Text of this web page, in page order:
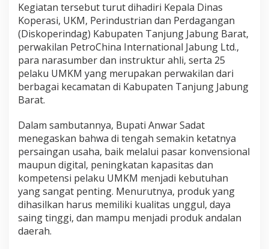
Kegiatan tersebut turut dihadiri Kepala Dinas
Koperasi, UKM, Perindustrian dan Perdagangan
(Diskoperindag) Kabupaten Tanjung Jabung Barat,
perwakilan PetroChina International Jabung Ltd.,
para narasumber dan instruktur ahli, serta 25
pelaku UMKM yang merupakan perwakilan dari
berbagai kecamatan di Kabupaten Tanjung Jabung
Barat.
Dalam sambutannya, Bupati Anwar Sadat
menegaskan bahwa di tengah semakin ketatnya
persaingan usaha, baik melalui pasar konvensional
maupun digital, peningkatan kapasitas dan
kompetensi pelaku UMKM menjadi kebutuhan
yang sangat penting. Menurutnya, produk yang
dihasilkan harus memiliki kualitas unggul, daya
saing tinggi, dan mampu menjadi produk andalan
daerah.